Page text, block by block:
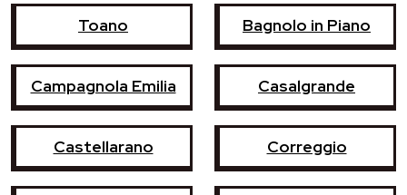
Toano Bagnolo in Piano
Campagnola Emilia Casalgrande
Castellarano Correggio